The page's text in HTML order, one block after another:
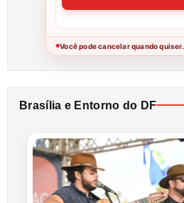
●Você pode cancelar quando quiser.
Brasília e Entorno do DF